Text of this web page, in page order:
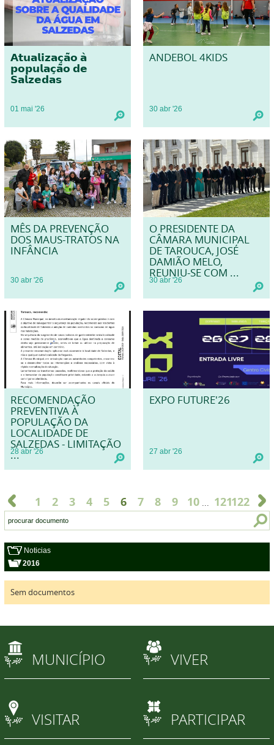
𝗔𝘁𝘂𝗮𝗹𝗶𝘇𝗮𝗰̧𝗮̃𝗼 𝗮̀
𝗽𝗼𝗽𝘂𝗹𝗮𝗰̧𝗮̃𝗼 𝗱𝗲
𝗦𝗮𝗹𝘇𝗲𝗱𝗮𝘀
01 mai '26
ANDEBOL 4KIDS
30 abr '26
MÊS DA PREVENÇÃO
DOS MAUS-TRATOS NA
INFÂNCIA
30 abr '26
O PRESIDENTE DA
CÂMARA MUNICIPAL
DE TAROUCA, JOSÉ
DAMIÃO MELO,
REUNIU-SE COM ...
30 abr '26
RECOMENDAÇÃO
PREVENTIVA À
POPULAÇÃO DA
LOCALIDADE DE
SALZEDAS - LIMITAÇÃO
...
28 abr '26
EXPO FUTURE'26
27 abr '26
1 2 3 4 5 6 7 8 9 10 ... 121122
Noticias
2016
Sem documentos
MUNICÍPIO VIVER
VISITAR PARTICIPAR